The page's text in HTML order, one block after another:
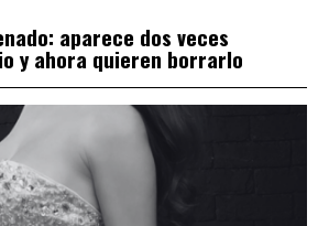
aparece dos veces
y ahora quieren borrarlo